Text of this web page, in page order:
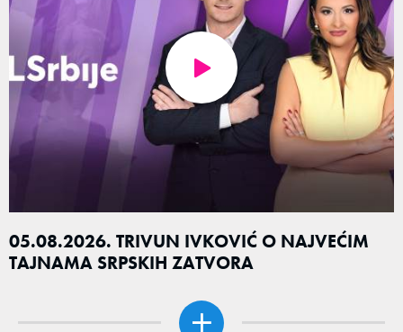
05.08.2026. TRIVUN IVKOVIĆ O NAJVEĆIM
TAJNAMA SRPSKIH ZATVORA